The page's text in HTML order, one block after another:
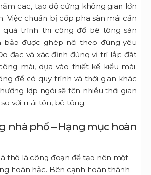
cao, tạo độ cứng không gian lớn
Việc chuẩn bị cốp pha sàn mái cần
quá trình thi công đổ bê tông sàn
bảo được ghép nối theo đúng yêu
đạc và xác định đúng vị trí lắp đặt
mái, dựa vào thiết kế kiểu mái,
để có quy trình và thời gian khác
lợp ngói sẽ tốn nhiều thời gian
với mái tôn, bê tông.
nhà phố – Hạng mục hoàn
thô là công đoạn để tạo nên một
hoàn hảo. Bên cạnh hoàn thành